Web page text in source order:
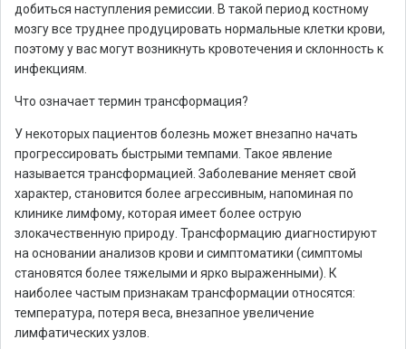
добиться наступления ремиссии. В такой период костному
мозгу все труднее продуцировать нормальные клетки крови,
поэтому у вас могут возникнуть кровотечения и склонность к
инфекциям.
Что означает термин трансформация?
У некоторых пациентов болезнь может внезапно начать
прогрессировать быстрыми темпами. Такое явление
называется трансформацией. Заболевание меняет свой
характер, становится более агрессивным, напоминая по
клинике лимфому, которая имеет более острую
злокачественную природу. Трансформацию диагностируют
на основании анализов крови и симптоматики (симптомы
становятся более тяжелыми и ярко выраженными). К
наиболее частым признакам трансформации относятся:
температура, потеря веса, внезапное увеличение
лимфатических узлов.